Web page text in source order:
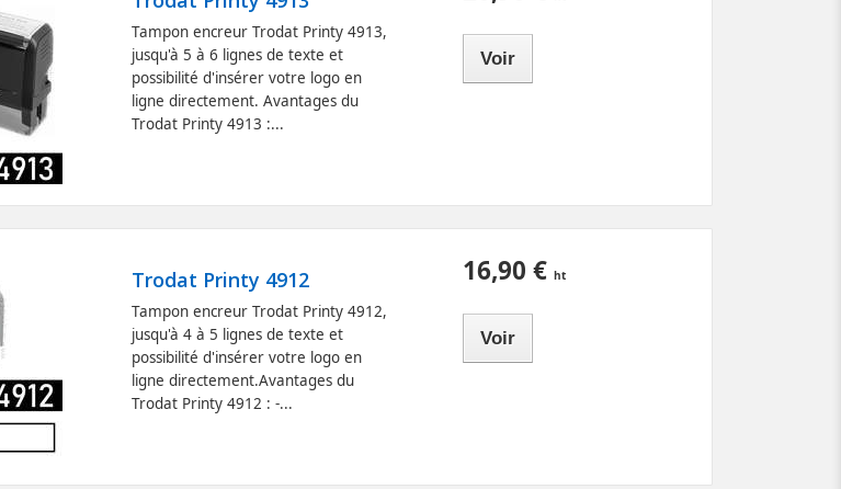
Tampon encreur Trodat Printy 4913,
jusqu'à 5 à 6 lignes de texte et
possibilité d'insérer votre logo en
ligne directement. Avantages du
Trodat Printy 4913 :...
Voir
Trodat Printy 4912
Tampon encreur Trodat Printy 4912,
jusqu'à 4 à 5 lignes de texte et
possibilité d'insérer votre logo en
ligne directement.Avantages du
Trodat Printy 4912 : -...
16,90 €
Voir